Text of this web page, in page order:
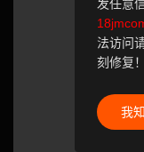
发任意
法访问
刻修复！
我